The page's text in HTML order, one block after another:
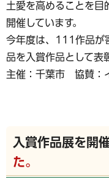
土愛を高めることを目
開催しています。
今年度は、111作品が
品を入賞作品として表
主催：千葉市 協賛：
入賞作品展を開
た。